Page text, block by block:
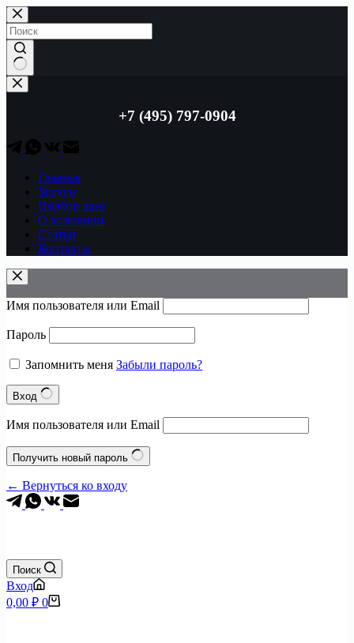
Перейти
к
сути
Ничего
не
+7 (495) 797-0904
Главная
Услуги
Подбор шин
О компании
Статьи
Контакты
Имя пользователя или Email
Пароль
Запомнить меня Забыли пароль?
Вход
Имя пользователя или Email
Получить новый пароль
← Вернуться ко входу
Поиск
Вход
Корзина
0,00 ₽ 0